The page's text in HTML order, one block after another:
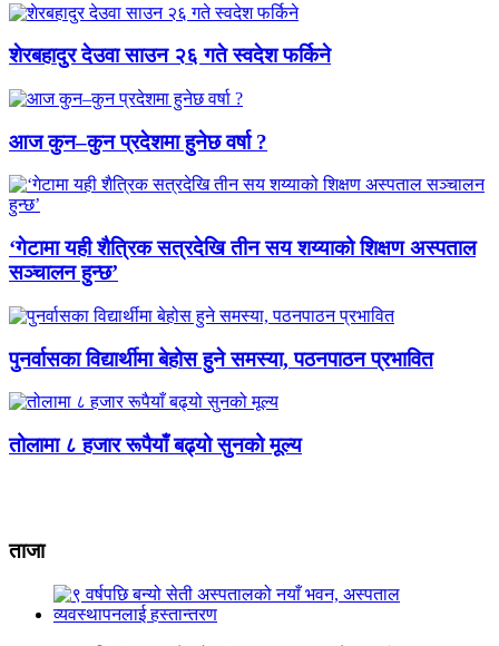
शेरबहादुर देउवा साउन २६ गते स्वदेश फर्किने
आज कुन–कुन प्रदेशमा हुनेछ वर्षा ?
‘गेटामा यही शैत्रिक सत्रदेखि तीन सय शय्याको शिक्षण अस्पताल
सञ्चालन हुन्छ’
पुनर्वासका विद्यार्थीमा बेहोस हुने समस्या, पठनपाठन प्रभावित
तोलामा ८ हजार रूपैयाँ बढ्यो सुनको मूल्य
ताजा